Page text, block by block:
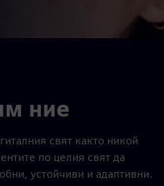
ние
свят както никой
по целия свят да
устойчиви и адаптивни.